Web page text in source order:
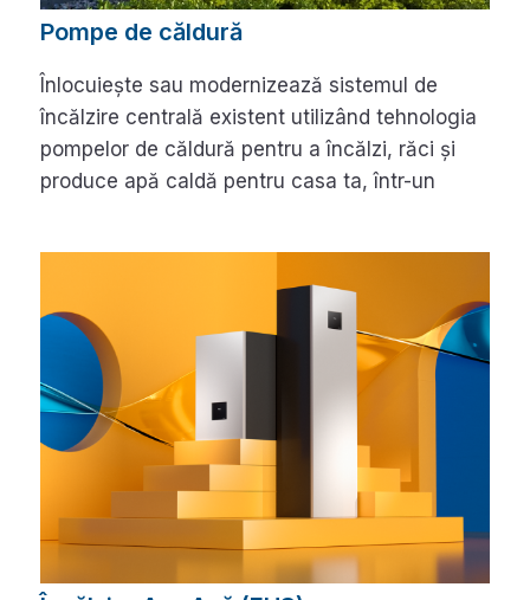
Pompe de căldură
Înlocuiește sau modernizează sistemul de
încălzire centrală existent utilizând tehnologia
pompelor de căldură pentru a încălzi, răci și
produce apă caldă pentru casa ta, într-un